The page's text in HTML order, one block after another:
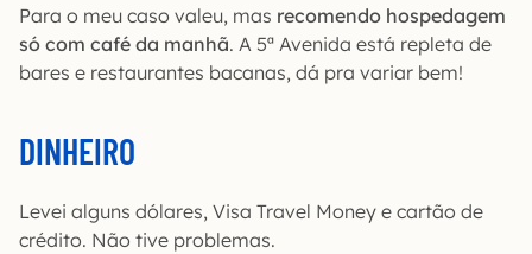
Para o meu caso valeu, mas recomendo hospedagem
só com café da manhã. A 5ª Avenida está repleta de
bares e restaurantes bacanas, dá pra variar bem!
DINHEIRO
Levei alguns dólares, Visa Travel Money e cartão de
crédito. Não tive problemas.